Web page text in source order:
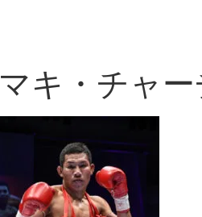
マキ・チャー